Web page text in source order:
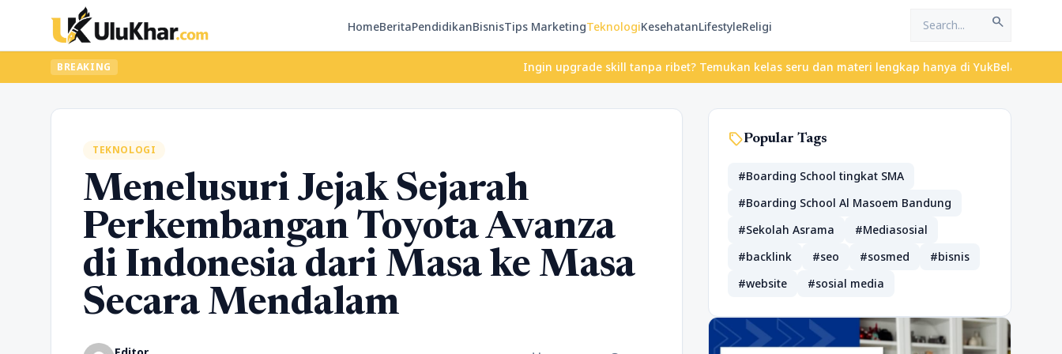
HomeBeritaPendidikanBisnisTips MarketingTeknologiKesehatanLifestyleReligi search
BREAKING Ingin upgrade skill tanpa ribet? Temukan kelas seru dan materi lengkap hanya di YukBelajar.com. Mulai
TEKNOLOGI
Menelusuri Jejak Sejarah
Perkembangan Toyota Avanza
di Indonesia dari Masa ke Masa
Secara Mendalam
sellPopular Tags
#Boarding School tingkat SMA
#Boarding School Al Masoem Bandung
#Sekolah Asrama
#Mediasosial
#backlink
#seo #sosmed
#bisnis
#website
#sosial media